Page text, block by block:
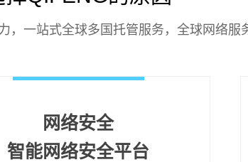
一站式全球多国托管服务，全球网络服
网络安全
智能网络安全平台